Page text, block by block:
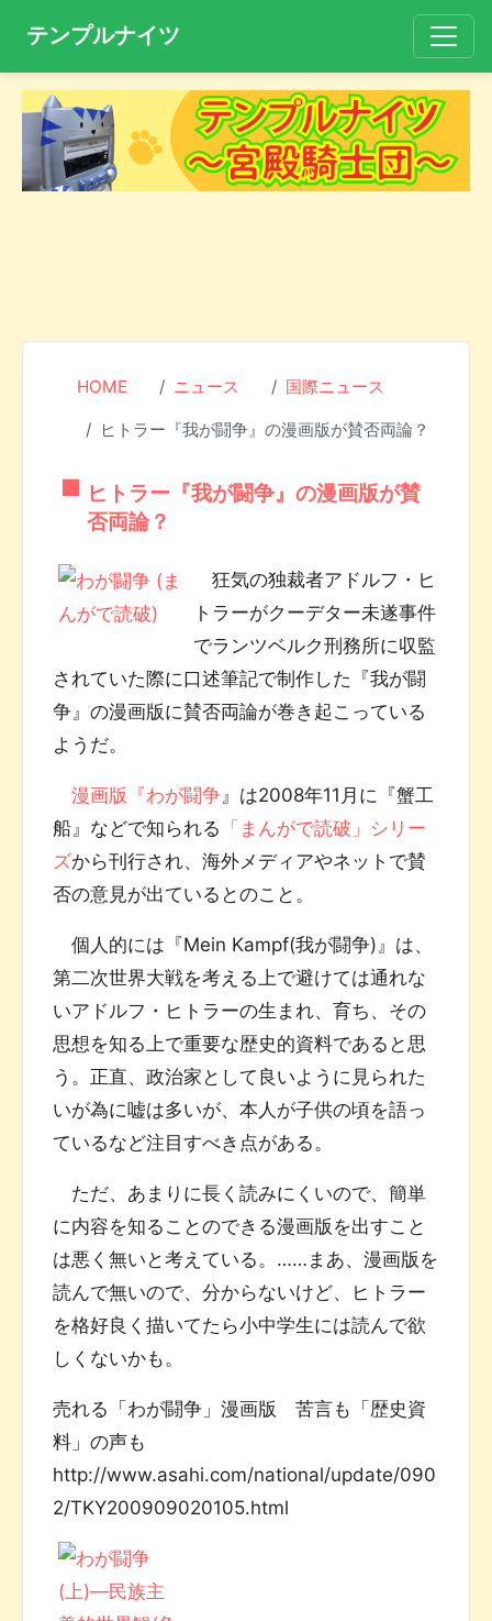
テンプルナイツ
HOME ニュース 国際ニュース
ヒトラー『我が闘争』の漫画版が賛否両論？
ヒトラー『我が闘争』の漫画版が賛
否両論？
狂気の独裁者アドルフ・ヒ
トラーがクーデター未遂事件
でランツベルク刑務所に収監
されていた際に口述筆記で制作した『我が闘
争』の漫画版に賛否両論が巻き起こっている
ようだ。
漫画版『わが闘争 』は2008年11月に『蟹工
船』などで知られる 「まんがで読破」シリー
ズから刊行され、海外メディアやネットで賛
否の意見が出ているとのこと。
個人的には『Mein Kampf(我が闘争)』は、
第二次世界大戦を考える上で避けては通れな
いアドルフ・ヒトラーの生まれ、育ち、その
思想を知る上で重要な歴史的資料であると思
う。正直、政治家として良いように見られた
いが為に嘘は多いが、本人が子供の頃を語っ
ているなど注目すべき点がある。
ただ、あまりに長く読みにくいので、簡単
に内容を知ることのできる漫画版を出すこと
は悪く無いと考えている。……まあ、漫画版を
読んで無いので、分からないけど、ヒトラー
を格好良く描いてたら小中学生には読んで欲
しくないかも。
売れる「わが闘争」漫画版 苦言も「歴史資
料」の声も
http://www.asahi.com/national/update/090
2/TKY200909020105.html